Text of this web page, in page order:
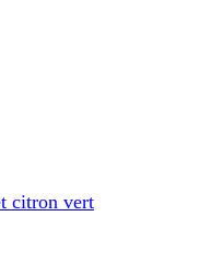
citron vert